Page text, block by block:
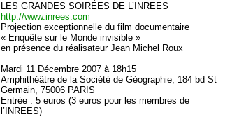
LES GRANDES SOIRÉES DE L’INREES
http://www.inrees.com
Projection exceptionnelle du film documentaire
« Enquête sur le Monde invisible »
en présence du réalisateur Jean Michel Roux
Mardi 11 Décembre 2007 à 18h15
Amphithéâtre de la Société de Géographie, 184 bd St
Germain, 75006 PARIS
Entrée : 5 euros (3 euros pour les membres de
l’INREES)